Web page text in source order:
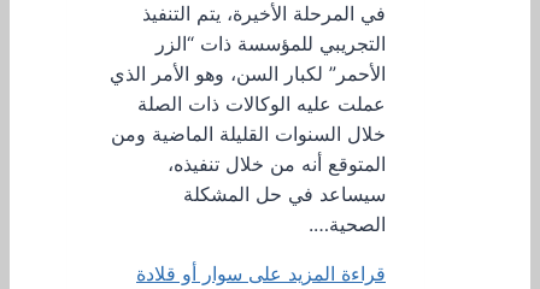
في المرحلة الأخيرة، يتم التنفيذ
التجريبي للمؤسسة ذات “الزر
الأحمر” لكبار السن، وهو الأمر الذي
عملت عليه الوكالات ذات الصلة
خلال السنوات القليلة الماضية ومن
المتوقع أنه من خلال تنفيذه،
سيساعد في حل المشكلة
الصحية….
قراءة المزيد على سوار أو قلادة